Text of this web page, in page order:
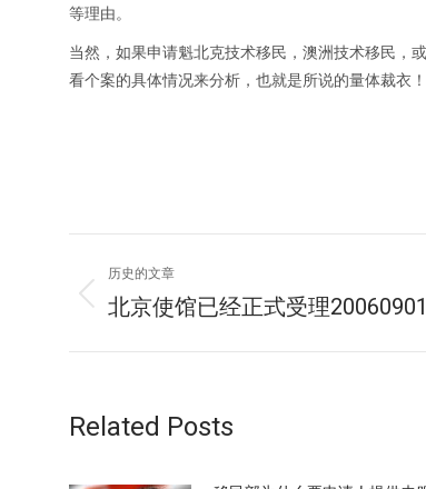
等理由。
当然，如果申请魁北克技术移民，澳洲技术移民，
看个案的具体情况来分析，也就是所说的量体裁衣！
章
导
航
历史的文章
历
章：
北京使馆已经正式受理
Related Posts